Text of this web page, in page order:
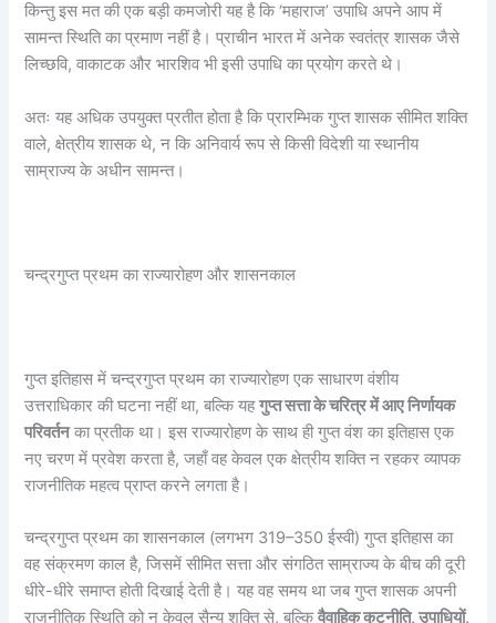
किन्तु इस मत की एक बड़ी कमजोरी यह है कि ‘महाराज’ उपाधि अपने आप में
सामन्त स्थिति का प्रमाण नहीं है। प्राचीन भारत में अनेक स्वतंत्र शासक जैसे
लिच्छवि, वाकाटक और भारशिव भी इसी उपाधि का प्रयोग करते थे।
अतः यह अधिक उपयुक्त प्रतीत होता है कि प्रारम्भिक गुप्त शासक सीमित शक्ति
वाले, क्षेत्रीय शासक थे, न कि अनिवार्य रूप से किसी विदेशी या स्थानीय
साम्राज्य के अधीन सामन्त।
चन्द्रगुप्त प्रथम का राज्यारोहण और शासनकाल
गुप्त इतिहास में चन्द्रगुप्त प्रथम का राज्यारोहण एक साधारण वंशीय
उत्तराधिकार की घटना नहीं था, बल्कि यहगुप्त सत्ता के चरित्र में आए निर्णायक
परिवर्तनका प्रतीक था। इस राज्यारोहण के साथ ही गुप्त वंश का इतिहास एक
नए चरण में प्रवेश करता है, जहाँ वह केवल एक क्षेत्रीय शक्ति न रहकर व्यापक
राजनीतिक महत्व प्राप्त करने लगता है।
चन्द्रगुप्त प्रथम का शासनकाल (लगभग 319–350 ईस्वी) गुप्त इतिहास का
वह संक्रमण काल है, जिसमें सीमित सत्ता और संगठित साम्राज्य के बीच की दूरी
धीरे-धीरे समाप्त होती दिखाई देती है। यह वह समय था जब गुप्त शासक अपनी
राजनीतिक स्थिति को न केवल सैन्य शक्ति से, बल्किवैवाहिक कूटनीति,उपाधियों,